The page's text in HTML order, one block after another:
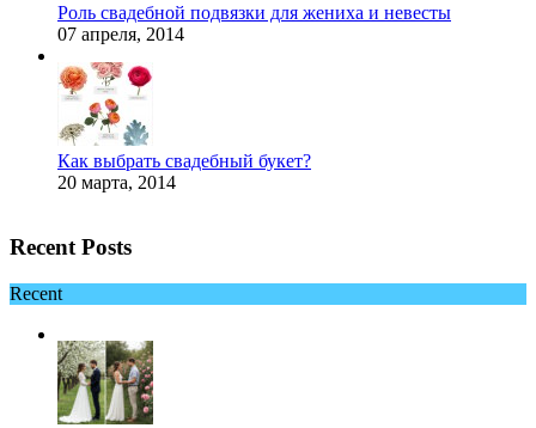
Роль свадебной подвязки для жениха и невесты
07 апреля, 2014
Как выбрать свадебный букет?
20 марта, 2014
Recent Posts
Recent